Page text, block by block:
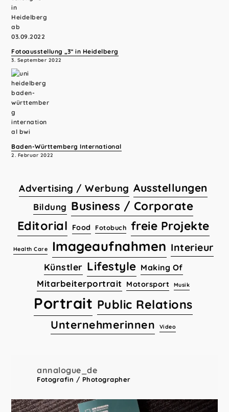
Fotoausstellung „3“ in Heidelberg
3. September 2022
Baden-Württemberg International
2. Februar 2022
Advertising / Werbung Ausstellungen
Bildung Business / Corporate
Editorial Food Fotobuch freie Projekte
Health Care Imageaufnahmen Interieur
Künstler Lifestyle Making Of
Mitarbeiterportrait Motorsport Musik
Portrait Public Relations
Unternehmerinnen Video
annalogue_de
Fotografin / Photographer